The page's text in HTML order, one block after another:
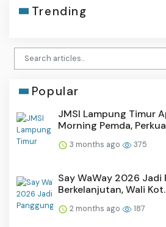
Trending
Popular
JMSI Lampung Timur
Morning Pemda,
3 months ago 375
Say WaWay 2026 Jadi
Berkelanjutan, Wali
2 months ago 187